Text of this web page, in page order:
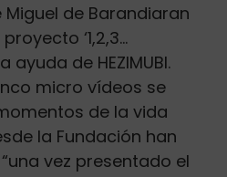
Miguel de Barandiaran
‘1,2,3…
ayuda de HEZIMUBI.
micro vídeos se
de la vida
la Fundación han
vez presentado el